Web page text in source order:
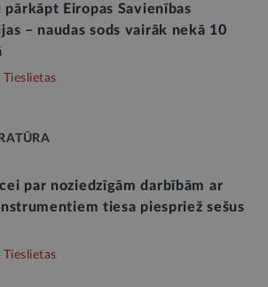
pārkāpt Eiropas Savienības
– naudas sods vairāk nekā 10
Tieslietas
par noziedzīgām darbībām ar
tiesa piespriež sešus
Tieslietas